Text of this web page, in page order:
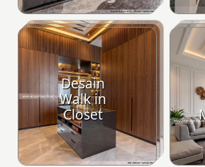
Desain
Walk in
Closet